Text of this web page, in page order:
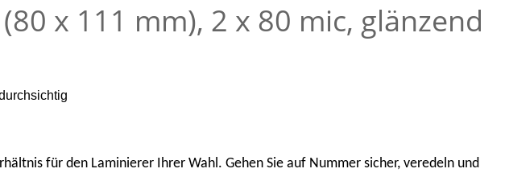
x 111 mm), 2 x 80 mic, glänzend
für den Laminierer Ihrer Wahl. Gehen Sie auf Nummer sicher, veredeln und